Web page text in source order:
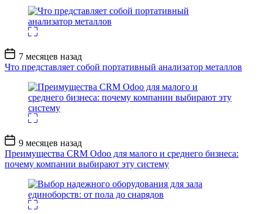
Дата
записи
7 месяцев назад
Что представляет собой портативный анализатор металлов
Дата
записи
9 месяцев назад
Преимущества CRM Odoo для малого и среднего бизнеса:
почему компании выбирают эту систему